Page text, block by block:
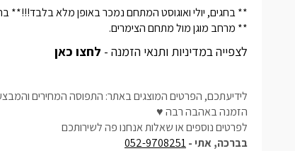
** מרחב מוגן מול מתחם הצימרים.
לצפייה במדיניות ותנאי הזמנה - לחצו כאן
לידיעתכם, הפרטים המוצגים באתר: התפוסה המחירים
הזמנה באהבה רבה ♥
לפרטים נוספים או שאלות אנחנו פה לשירותכם
בברכה, אתי -052-9708251